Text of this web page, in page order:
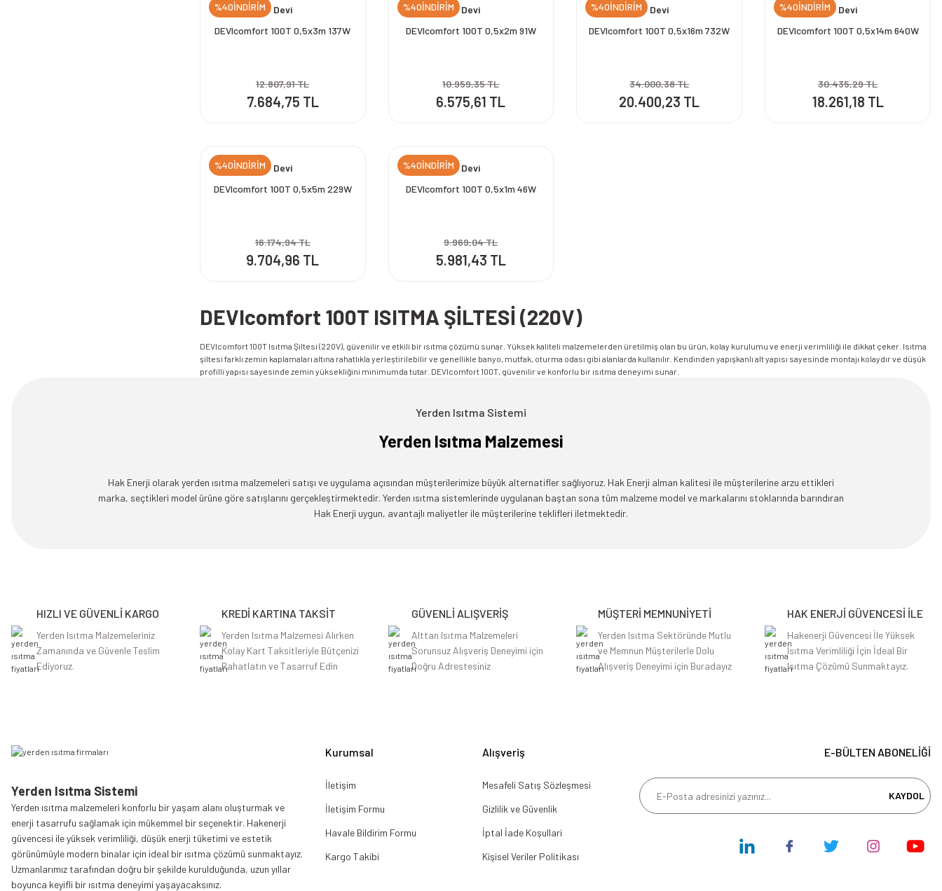
%40İNDİRİM
Devi
DEVIcomfort 100T 0,5x3m 137W
12.807,91 TL
7.684,75 TL
%40İNDİRİM
Devi
DEVIcomfort 100T 0,5x2m 91W
10.959,35 TL
6.575,61 TL
%40İNDİRİM
Devi
DEVIcomfort 100T 0,5x16m 732W
34.000,38 TL
20.400,23 TL
%40İNDİRİM
Devi
DEVIcomfort 100T 0,5x14m 640W
30.435,29 TL
18.261,18 TL
%40İNDİRİM
Devi
DEVIcomfort 100T 0,5x5m 229W
16.174,94 TL
9.704,96 TL
%40İNDİRİM
Devi
DEVIcomfort 100T 0,5x1m 46W
9.969,04 TL
5.981,43 TL
DEVIcomfort 100T ISITMA ŞİLTESİ (220V)
DEVIcomfort 100T Isıtma Şiltesi (220V), güvenilir ve etkili bir ısıtma çözümü sunar. Yüksek kaliteli malzemelerden üretilmiş olan bu ürün, kolay kurulumu ve enerji verimliliği ile dikkat çeker. Isıtma
şiltesi farklı zemin kaplamaları altına rahatlıkla yerleştirilebilir ve genellikle banyo, mutfak, oturma odası gibi alanlarda kullanılır. Kendinden yapışkanlı alt yapısı sayesinde montajı kolaydır ve düşük
profilli yapısı sayesinde zemin yüksekliğini minimumda tutar. DEVIcomfort 100T, güvenilir ve konforlu bir ısıtma deneyimi sunar.
Yerden Isıtma Sistemi
Yerden Isıtma Malzemesi
Hak Enerji olarak yerden ısıtma malzemeleri satışı ve uygulama açısından müşterilerimize büyük alternatifler sağlıyoruz. Hak Enerji alman kalitesi ile müşterilerine arzu ettikleri
marka, seçtikleri model ürüne göre satışlarını gerçekleştirmektedir. Yerden ısıtma sistemlerinde uygulanan baştan sona tüm malzeme model ve markalarını stoklarında barındıran
Hak Enerji uygun, avantajlı maliyetler ile müşterilerine teklifleri iletmektedir.
HIZLI VE GÜVENLİ KARGO
Yerden Isıtma Malzemeleriniz
Zamanında ve Güvenle Teslim
Ediyoruz.
KREDİ KARTINA TAKSİT
Yerden Isıtma Malzemesi Alırken
Kolay Kart Taksitleriyle Bütçenizi
Rahatlatın ve Tasarruf Edin
GÜVENLİ ALIŞVERİŞ
Alttan Isıtma Malzemeleri
Sorunsuz Alışveriş Deneyimi için
Doğru Adrestesiniz
MÜŞTERİ MEMNUNİYETİ
Yerden Isıtma Sektöründe Mutlu
ve Memnun Müşterilerle Dolu
Alışveriş Deneyimi için Buradayız
HAK ENERJİ GÜVENCESİ İLE
Hakenerji Güvencesi İle Yüksek
Isıtma Verimliliği İçin İdeal Bir
Isıtma Çözümü Sunmaktayız.
Yerden Isıtma Sistemi
Yerden ısıtma malzemeleri konforlu bir yaşam alanı oluşturmak ve
enerji tasarrufu sağlamak için mükemmel bir seçenektir. Hakenerji
güvencesi ile yüksek verimliliği, düşük enerji tüketimi ve estetik
görünümüyle modern binalar için ideal bir ısıtma çözümü sunmaktayız.
Uzmanlarımız tarafından doğru bir şekilde kurulduğunda, uzun yıllar
boyunca keyifli bir ısıtma deneyimi yaşayacaksınız.
Kurumsal
İletişim
İletişim Formu
Havale Bildirim Formu
Kargo Takibi
Alışveriş
Mesafeli Satış Sözleşmesi
Gizlilik ve Güvenlik
İptal İade Koşullari
Kişisel Veriler Politikası
E-BÜLTEN ABONELİĞİ
KAYDOL